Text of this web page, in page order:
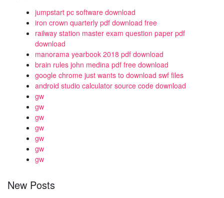
jumpstart pc software download
iron crown quarterly pdf download free
railway station master exam question paper pdf
download
manorama yearbook 2018 pdf download
brain rules john medina pdf free download
google chrome just wants to download swf files
android studio calculator source code download
gw
gw
gw
gw
gw
gw
gw
New Posts